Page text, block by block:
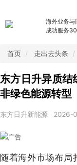
海外业务与
成功服务
首页 走出去头条
东方日升异质结
非绿色能源转型
东方日升新能源 2026-
随着海外市场布局